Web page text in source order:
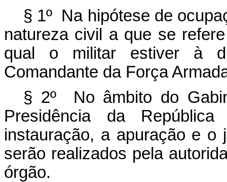
§ 1º Na hipótese de
natureza civil a que se
qual o militar estiver à
Comandante da Força
§ 2º No âmbito do
Presidência da
instauração, a apuração e
serão realizados pela
órgão.